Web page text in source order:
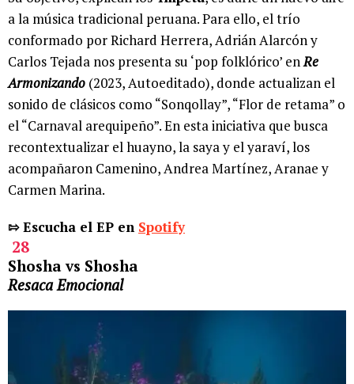
a la música tradicional peruana. Para ello, el trío
conformado por Richard Herrera, Adrián Alarcón y
Carlos Tejada nos presenta su ‘pop folklórico’ enRe
Armonizando (2023, Autoeditado), donde actualizan el
sonido de clásicos como “Sonqollay”, “Flor de retama” o
el “Carnaval arequipeño”. En esta iniciativa que busca
recontextualizar el huayno, la saya y el yaraví, los
acompañaron Camenino, Andrea Martínez, Aranae y
Carmen Marina.
⇰ Escucha el EP en Spotify
28
Shosha vs Shosha
Resaca Emocional